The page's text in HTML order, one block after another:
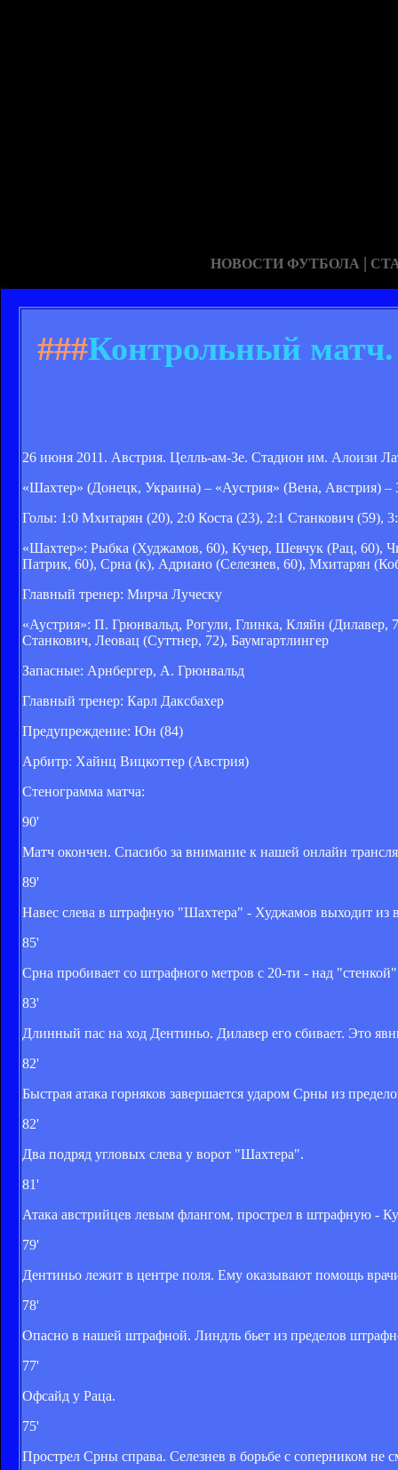
НОВОСТИ ФУТБОЛА |
###Контрольный
26 июня 2011. Австрия. Целль-ам-Зе. Стадион им. Алоизи
«Шахтер» (Донецк, Украина) – «Аустрия» (Вена, Австрия) –
Голы: 1:0 Мхитарян (20), 2:0 Коста (23), 2:1 Станкович (59),
«Шахтер»: Рыбка (Худжамов, 60), Кучер, Шевчук (Рац,
Патрик, 60), Срна (к), Адриано (Селезнев, 60), Мхитарян
Главный тренер: Мирча Луческу
«Аустрия»: П. Грюнвальд, Рогули, Глинка, Кляйн
Станкович, Леовац (Суттнер, 72), Баумгартлингер
Запасные: Арнбергер, А. Грюнвальд
Главный тренер: Карл Даксбахер
Предупреждение: Юн (84)
Арбитр: Хайнц Вицкоттер (Австрия)
Стенограмма матча:
90'
Матч окончен. Спасибо за внимание к нашей онлайн
89'
Навес слева в штрафную "Шахтера" - Худжамов выходит из
85'
Срна пробивает со штрафного метров с 20-ти - над
83'
Длинный пас на ход Дентиньо. Дилавер его сбивает. Это
82'
Быстрая атака горняков завершается ударом Срны из
82'
Два подряд угловых слева у ворот "Шахтера".
81'
Атака австрийцев левым флангом, прострел в штрафную -
79'
Дентиньо лежит в центре поля. Ему оказывают помощь
78'
Опасно в нашей штрафной. Линдль бьет из пределов
77'
Офсайд у Раца.
75'
Прострел Срны справа. Селезнев в борьбе с соперником не